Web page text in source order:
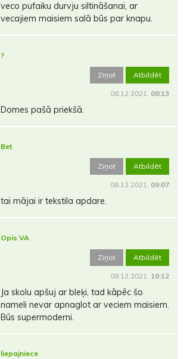
veco pufaiku durvju siltināšanai, ar
vecajiem maisiem salā būs par knapu.
?
Ziņot Atbildēt
08.12.2021. 08:13
Domes pašā priekšā.
Bet
Ziņot Atbildēt
08.12.2021. 09:07
tai mājai ir tekstila apdare.
Opis VA
Ziņot Atbildēt
08.12.2021. 10:12
Ja skolu apšuj ar bleķi, tad kāpēc šo
nameli nevar apnaglot ar veciem maisiem.
Būs supermoderni.
liepajniece